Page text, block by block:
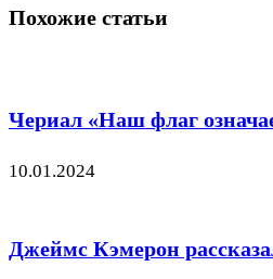
Похожие статьи
Чериал «Наш флаг
10.01.2024
Джеймс Кэмерон